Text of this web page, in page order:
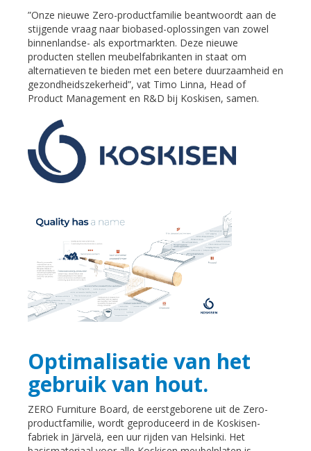
”Onze nieuwe Zero-productfamilie beantwoordt aan de
stijgende vraag naar biobased-oplossingen van zowel
binnenlandse- als exportmarkten. Deze nieuwe
producten stellen meubelfabrikanten in staat om
alternatieven te bieden met een betere duurzaamheid en
gezondheidszekerheid”, vat Timo Linna, Head of
Product Management en R&D bij Koskisen, samen.
Optimalisatie van het
gebruik van hout.
ZERO Furniture Board, de eerstgeborene uit de Zero-
productfamilie, wordt geproduceerd in de Koskisen-
fabriek in Järvelä, een uur rijden van Helsinki. Het